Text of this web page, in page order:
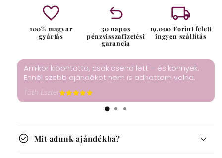
favorite
100% magyar
gyártás
undo
30 napos
pénzvisszafizetési
garancia
local_shipping
19.000 Forint felett
ingyen szállítás
Amikor kibontotta, csak csend lett – és könnyek.
Ennél szebb ajándékot nem is adhattam volna.
Tóth Eszter
check_circle Mit adunk ajándékba?